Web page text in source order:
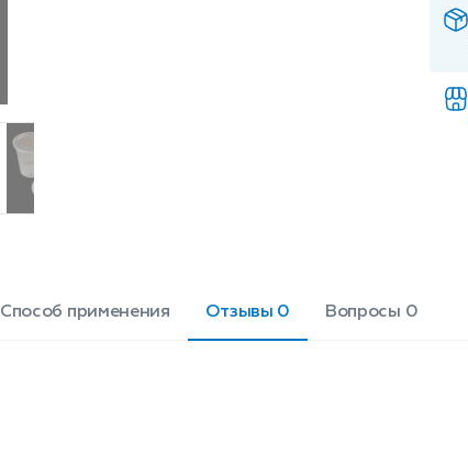
на уборку. Имеет низкую цену, что
круга потребителей. Объем: 500 мл.
Высота изделия: 105 мм. Диаметр: 97
мм. Цена указана за 1 шт.
Способ применения Отзывы 0 Вопросы 0